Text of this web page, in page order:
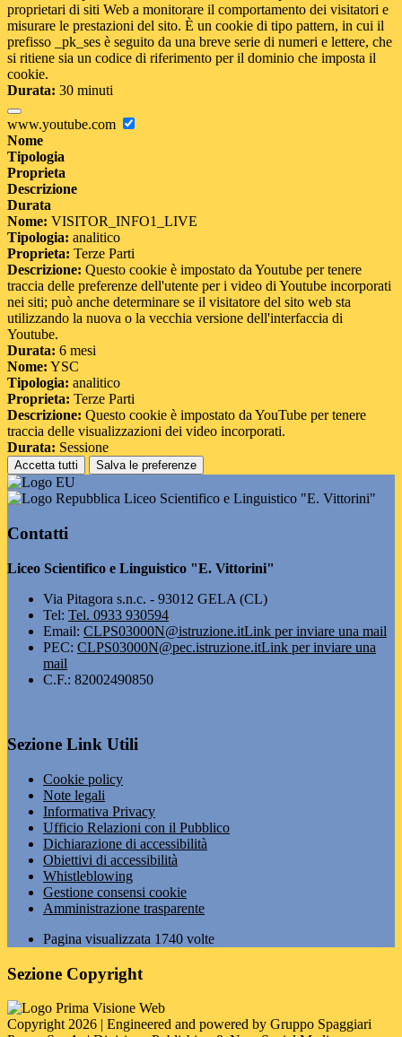
proprietari di siti Web a monitorare il comportamento dei visitatori e
misurare le prestazioni del sito. È un cookie di tipo pattern, in cui il
prefisso _pk_ses è seguito da una breve serie di numeri e lettere, che
si ritiene sia un codice di riferimento per il dominio che imposta il
cookie.
Durata: 30 minuti
www.youtube.com
Nome
Tipologia
Proprieta
Descrizione
Durata
Nome: VISITOR_INFO1_LIVE
Tipologia: analitico
Proprieta: Terze Parti
Descrizione: Questo cookie è impostato da Youtube per tenere
traccia delle preferenze dell'utente per i video di Youtube incorporati
nei siti; può anche determinare se il visitatore del sito web sta
utilizzando la nuova o la vecchia versione dell'interfaccia di
Youtube.
Durata: 6 mesi
Nome: YSC
Tipologia: analitico
Proprieta: Terze Parti
Descrizione: Questo cookie è impostato da YouTube per tenere
traccia delle visualizzazioni dei video incorporati.
Durata: Sessione
Accetta tutti Salva le preferenze
Liceo Scientifico e Linguistico "E. Vittorini"
Contatti
Liceo Scientifico e Linguistico "E. Vittorini"
Via Pitagora s.n.c. - 93012 GELA (CL)
Tel: Tel. 0933 930594
Email: CLPS03000N@istruzione.itLink per inviare una mail
PEC: CLPS03000N@pec.istruzione.itLink per inviare una
mail
C.F.: 82002490850
Sezione Link Utili
Cookie policy
Note legali
Informativa Privacy
Ufficio Relazioni con il Pubblico
Dichiarazione di accessibilità
Obiettivi di accessibilità
Whistleblowing
Gestione consensi cookie
Amministrazione trasparente
Pagina visualizzata 1740 volte
Sezione Copyright
Copyright 2026 | Engineered and powered by Gruppo Spaggiari